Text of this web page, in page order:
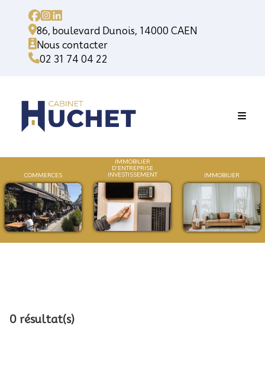
86, boulevard Dunois, 14000 CAEN
Nous contacter
02 31 74 04 22
COMMERCES
IMMOBILIER
D'ENTREPRISE
INVESTISSEMENT
0 résultat(s)